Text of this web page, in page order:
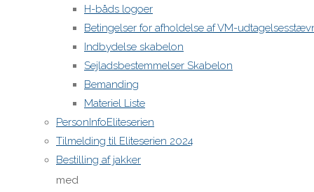
H-båds logoer
Betingelser for afholdelse af VM-
Indbydelse skabelon
Sejladsbestemmelser Skabelon
Bemanding
Materiel Liste
PersonInfoEliteserien
Tilmelding til Eliteserien 2024
Bestilling af jakker
tog
Roskilde-
sejler og
tidligere
dobbelt
verdensmester,
Morten
Nielsen,
sejren
med